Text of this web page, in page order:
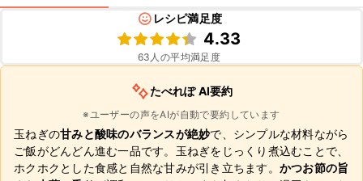
レシピ満足度
4.33
63 人の平均満足度
たべれぽ AI要約
※ユーザーの声をAIが自動で要約しています
玉ねぎの甘みと酸味のバランスが絶妙で、シンプルな材料ながら
ご飯がどんどん進む一品です。玉ねぎをじっくり煮込むことで、
ホクホクとした食感と自然な甘みが引き立ちます。 かつお節の旨